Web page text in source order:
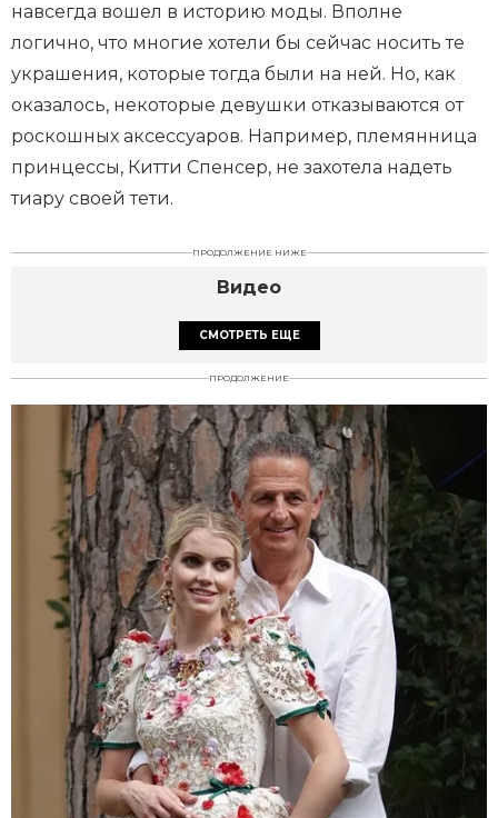
навсегда вошел в историю моды. Вполне
логично, что многие хотели бы сейчас носить те
украшения, которые тогда были на ней. Но, как
оказалось, некоторые девушки отказываются от
роскошных аксессуаров. Например, племянница
принцессы, Китти Спенсер, не захотела надеть
тиару своей тети.
ПРОДОЛЖЕНИЕ НИЖЕ
Видео
СМОТРЕТЬ ЕЩЕ
ПРОДОЛЖЕНИЕ